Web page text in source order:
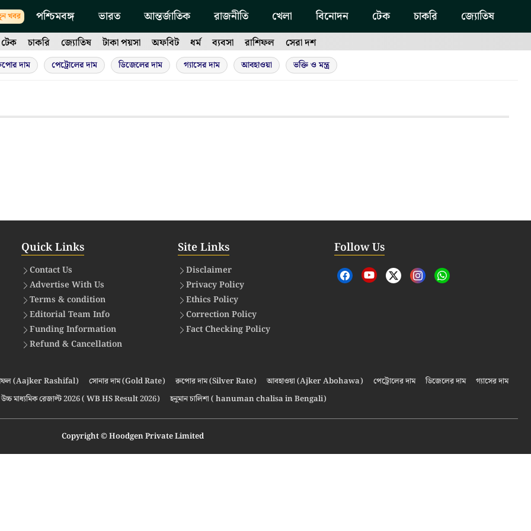
খবর পশ্চিমবঙ্গ ভারত আন্তর্জাতিক রাজনীতি খেলা বিনোদন টেক চাকরি জ্যোতিষ
টেক চাকরি জ্যোতিষ টাকা পয়সা অফবিট ধর্ম ব্যবসা রাশিফল সেরা দশ
দাম পেট্রোলের দাম ডিজেলের দাম গ্যাসের দাম আবহাওয়া ভক্তি ও মন্ত্র
Quick Links
Contact Us
Advertise With Us
Terms & condition
Editorial Team Info
Funding Information
Refund & Cancellation
Site Links
Disclaimer
Privacy Policy
Ethics Policy
Correction Policy
Fact Checking Policy
Follow Us
(Aajker Rashifal) সোনার দাম (Gold Rate) রুপোর দাম (Silver Rate) আবহাওয়া (Ajker Abohawa) পেট্রোলের দাম ডিজেলের দাম
গ্যাসের দাম
উচ্চ মাধ্যমিক রেজাল্ট 2026 ( WB HS Result 2026) হনুমান চালিশা ( hanuman chalisa in Bengali)
Copyright © Hoodgen Private Limited